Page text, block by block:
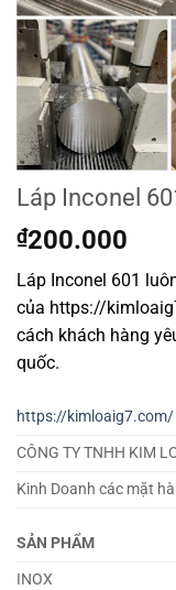
Láp Inconel
₫200.000
Láp Inconel 601
của https://
cách khách hàng
quốc.
https://kimloaig7.com/
CÔNG TY TNHH KIM
Kinh Doanh các mặt
SẢN PHẨM
INOX